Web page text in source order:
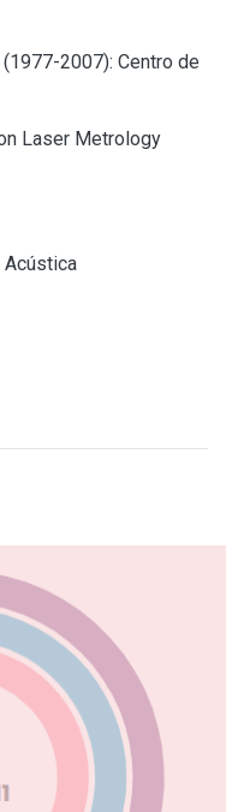
2007): Centro de
Laser Metrology
Acústica